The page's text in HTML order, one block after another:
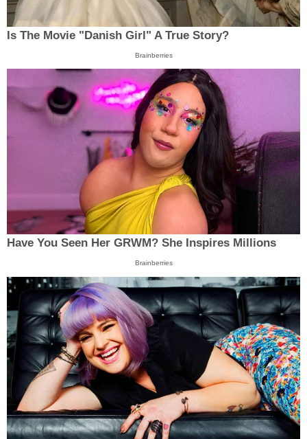
Is The Movie "Danish Girl" A True Story?
Brainberries
Have You Seen Her GRWM? She Inspires Millions
Brainberries